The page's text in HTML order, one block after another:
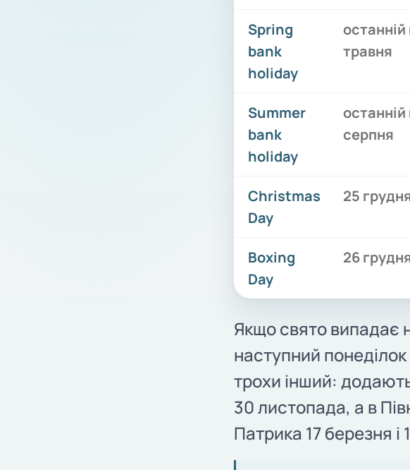
Spring
bank
holiday
травня
Summer
bank
holiday
серпня
Christmas
Day
25
Boxing
Day
26
Якщо свято випадає
наступний
трохи інший:
30 листопада, а в
Патрика 17 березня і